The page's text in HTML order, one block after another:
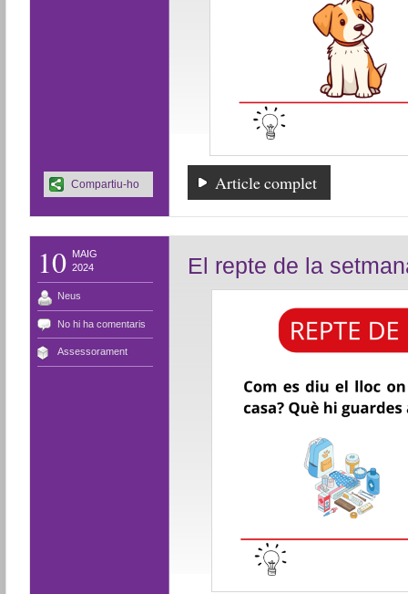
Article complet
Compartiu-ho
10
MAIG
2024
Neus
No hi ha comentaris
Assessorament
El repte de la